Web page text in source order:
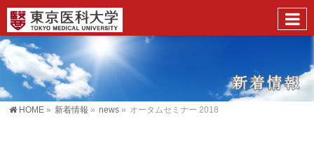
HOME » 新着情報 » news » オータムセミナー 2018